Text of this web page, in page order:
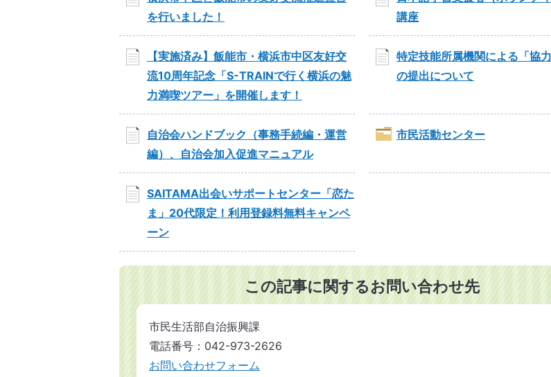
を行いました！
講座
【実施済み】飯能市・横浜市中区友好交
流10周年記念「S-TRAINで行く横浜の魅
力満喫ツアー」を開催します！
特定技能所属機関による「協力
の提出について
自治会ハンドブック（事務手続編・運営
編）、自治会加入促進マニュアル
市民活動センター
SAITAMA出会いサポートセンター「恋た
ま」20代限定！利用登録料無料キャンペ
ーン
この記事に関するお問い合わせ先
市民生活部自治振興課
電話番号：042-973-2626
お問い合わせフォーム